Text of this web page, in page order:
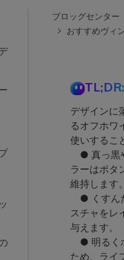
ブロッグセンター
おすすめヴィ
TL;DR:
デザインに
るオフホワ
使いするこ
● 真っ黒
ラーはボタ
維持します。
● くすん
スチャをレ
与えます。
● 明るく
ため、ライ